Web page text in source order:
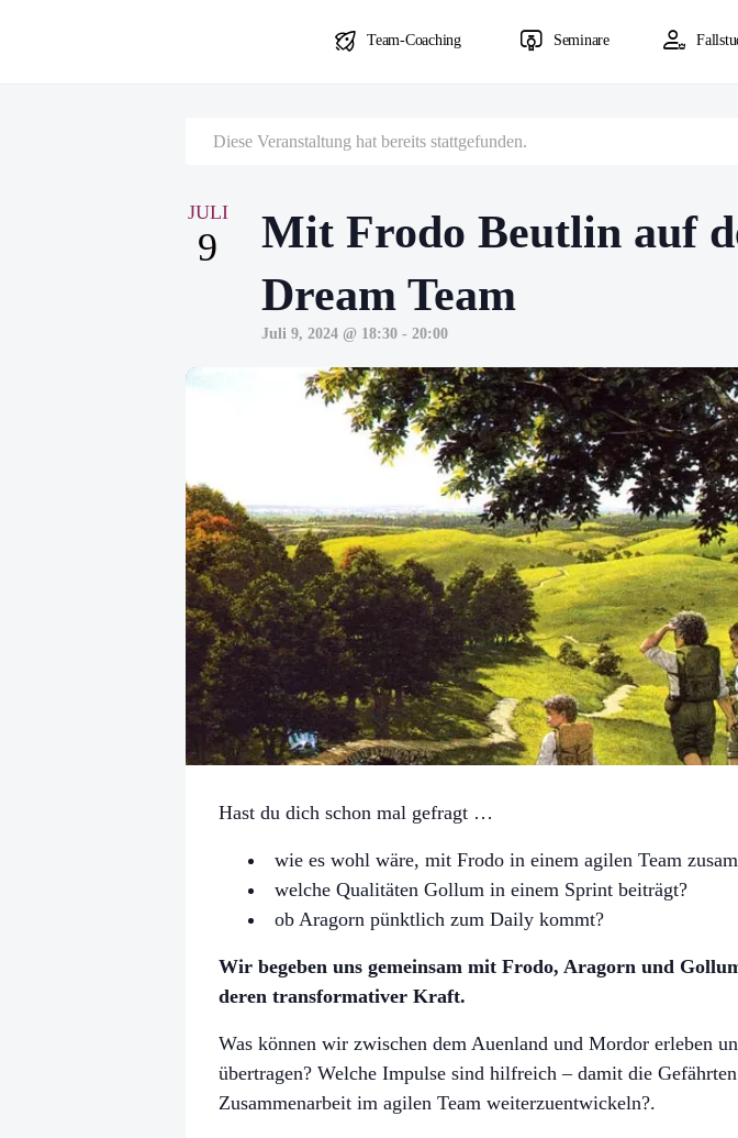
Team-Coaching Seminare
Diese Veranstaltung hat bereits stattgefunden.
JULI
9
Mit Frodo Beutlin auf
Dream Team
Juli 9, 2024 @ 18:30 - 20:00
Hast du dich schon mal gefragt …
wie es wohl wäre, mit Frodo in einem agilen Team
welche Qualitäten Gollum in einem Sprint beiträgt?
ob Aragorn pünktlich zum Daily kommt?
Wir begeben uns gemeinsam mit Frodo, Aragorn und
deren transformativer Kraft.
Was können wir zwischen dem Auenland und Mordor erleben
übertragen? Welche Impulse sind hilfreich – damit die
Zusammenarbeit im agilen Team weiterzuentwickeln?.